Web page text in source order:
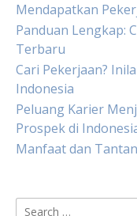
Mendapatkan
Panduan Lengkap:
Terbaru
Cari Pekerjaan?
Indonesia
Peluang Karier
Prospek di
Manfaat dan
Search